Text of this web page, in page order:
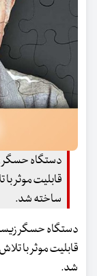
دستگاه حسگر
قابلیت موثر
ساخته شد.
دستگاه حسگر زیستی
قابلیت موثر با
شد.